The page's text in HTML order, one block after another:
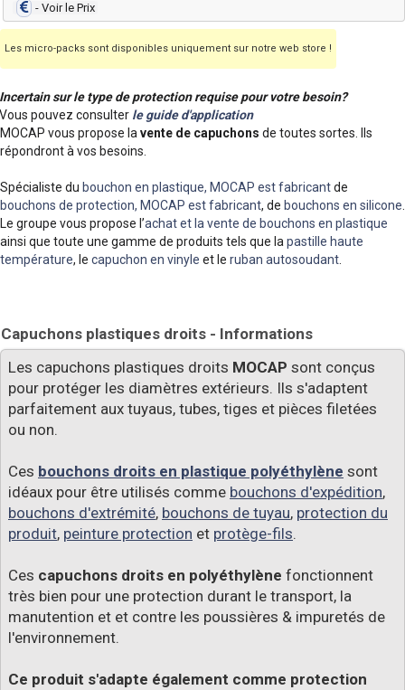
- Voir le Prix
Les micro-packs sont disponibles uniquement sur notre web store !
Incertain sur le type de protection requise pour votre besoin?
Vous pouvez consulter le guide d'application
MOCAP vous propose lavente de capuchons de toutes sortes. Ils
répondront à vos besoins.
Spécialiste du bouchon en plastique, MOCAP est fabricantde
bouchons de protection, MOCAP est fabricant, de bouchons en silicone.
Le groupe vous propose l’achat et la vente de bouchons en plastique
ainsi que toute une gamme de produits tels que lapastille haute
température, le capuchon en vinyle et le ruban autosoudant.
Capuchons plastiques droits - Informations
Les capuchons plastiques droits MOCAP sont conçus
pour protéger les diamètres extérieurs. Ils s'adaptent
parfaitement aux tuyaus, tubes, tiges et pièces filetées
ou non.
Ces bouchons droits en plastique polyéthylène sont
idéaux pour être utilisés comme bouchons d'expédition,
bouchons d'extrémité, bouchons de tuyau, protection du
produit, peinture protection et protège-fils.
Ces capuchons droits en polyéthylène fonctionnent
très bien pour une protection durant le transport, la
manutention et et contre les poussières & impuretés de
l'environnement.
Ce produit s'adapte également comme protection